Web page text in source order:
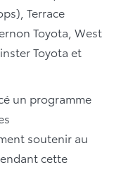
Terrace
Toyota, West
Toyota et
un programme
soutenir au
cette